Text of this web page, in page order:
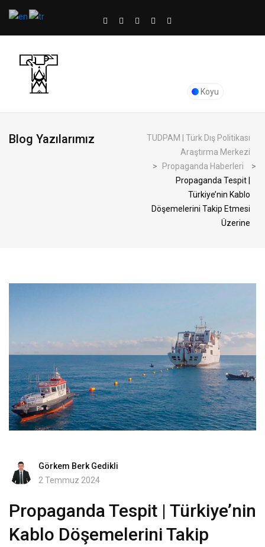
Koyu
Blog Yazılarımız
TUDPAM | Türk Dış Politikası
Araştırma Merkezi
>
Propaganda Haberleri
>
Propaganda Tespit |
Türkiye’nin Kablo
Döşemelerini Takip Etmesi
Üzerine
Görkem Berk Gedikli
2 Temmuz 2024
Propaganda Tespit | Türkiye’nin
Kablo Döşemelerini Takip